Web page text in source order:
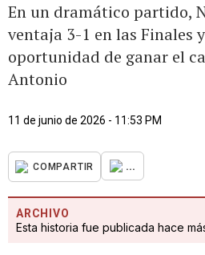
En un dramático partido,
ventaja 3-1 en las Finales
oportunidad de ganar el
Antonio
11 de junio de 2026 - 11:53 PM
COMPARTIR ...
ARCHIVO
Esta historia fue publicada hace